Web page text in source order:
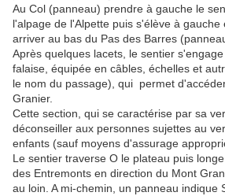
Au Col (panneau) prendre à gauche le
l'alpage de l'Alpette puis s'élève à gauche
arriver au bas du Pas des Barres
Après quelques lacets, le sentier
falaise, équipée en câbles, échelles et
le nom du passage), qui permet
Granier.
Cette section, qui se caractérise par sa
déconseiller aux personnes sujettes au
enfants (sauf moyens d'assurage
Le sentier traverse O le plateau puis
des Entremonts en direction du Mont
au loin. A mi-chemin, un panneau indique